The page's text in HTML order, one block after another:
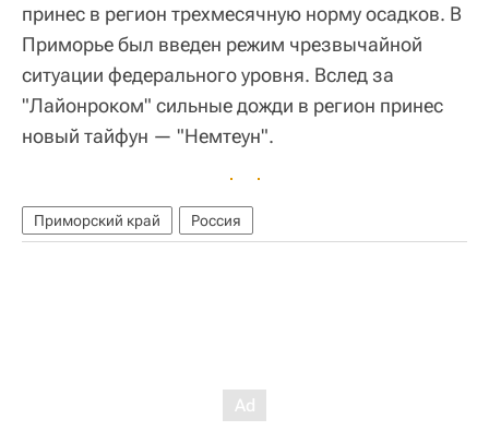
принес в регион трехмесячную норму осадков. В
Приморье был введен режим чрезвычайной
ситуации федерального уровня. Вслед за
"Лайонроком" сильные дожди в регион принес
новый тайфун — "Немтеун".
Приморский край Россия